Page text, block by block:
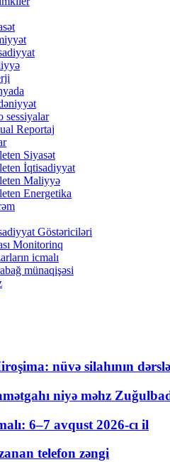
sessiyalar
Reportaj
Siyasət
İqtisadiyyat
Maliyyə
Energetika
Göstəriciləri
Monitorinq
icmalı
münaqişəsi
nüvə silahının
niyə məhz
6–7 avqust 2026-cı il
telefon zəngi